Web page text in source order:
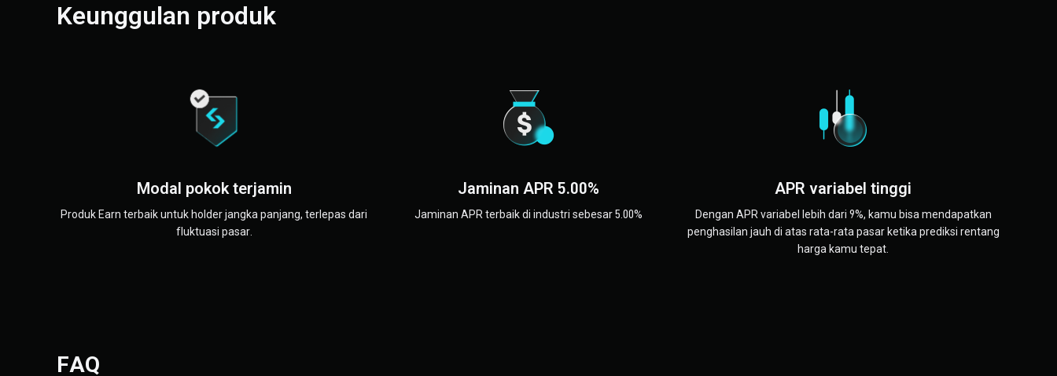
Keunggulan produk
Modal pokok terjamin
Produk Earn terbaik untuk holder jangka panjang, terlepas dari
fluktuasi pasar.
Jaminan APR 5.00%
Jaminan APR terbaik di industri sebesar 5.00%
APR variabel tinggi
Dengan APR variabel lebih dari 9%, kamu bisa mendapatkan
penghasilan jauh di atas rata-rata pasar ketika prediksi rentang
harga kamu tepat.
FAQ